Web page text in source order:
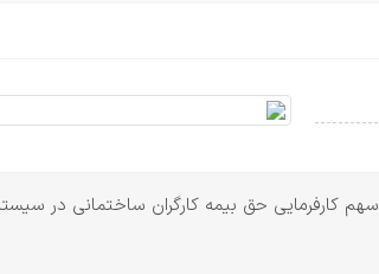
کارفرمایی حق بیمه کارگران ساختمانی در